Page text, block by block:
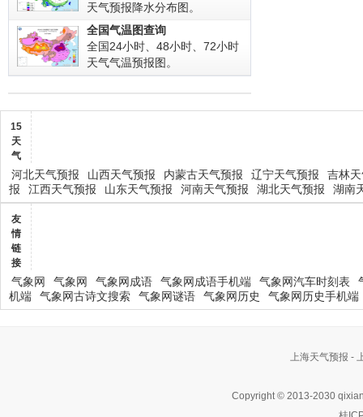
天气预报降水分布图。
全国气温图查询
全国24小时、48小时、72小时
天气气温预报图。
15
天
气
河北天气预报 山西天气预报 内蒙古天气预报 辽宁天气预报
吉林
报
江西天气预报 山东天气预报 河南天气预报 湖北天气预报 湖南
友
情
链
接
气象网 气象网 气象网成语 气象网成语手机端 气象网汽车时刻表
机端
气象网古诗文搜索 气象网谜语 气象网历史 气象网历史手机端
上海天气预报 -
Copyright © 2013-2030